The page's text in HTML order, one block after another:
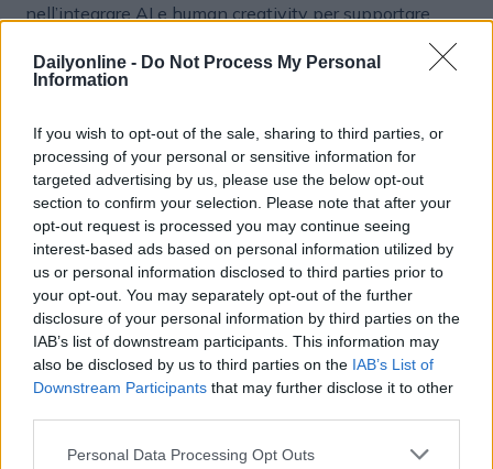
Dailyonline - Do Not Process My Personal
Information
If you wish to opt-out of the sale, sharing to third parties, or
processing of your personal or sensitive information for
targeted advertising by us, please use the below opt-out
section to confirm your selection. Please note that after your
opt-out request is processed you may continue seeing
interest-based ads based on personal information utilized by
us or personal information disclosed to third parties prior to
your opt-out. You may separately opt-out of the further
disclosure of your personal information by third parties on the
IAB’s list of downstream participants. This information may
also be disclosed by us to third parties on the IAB’s List of
Downstream Participants that may further disclose it to other
Personal Data Processing Opt Outs
nell’integrare AI e human creativity per supportare
consapevoli e orientate al futuro”, aggiungeEmanuele
Mazzi, Innovation & Technology Director di Uniting
SOCIAL MEDIA DIGITAL MARKETING